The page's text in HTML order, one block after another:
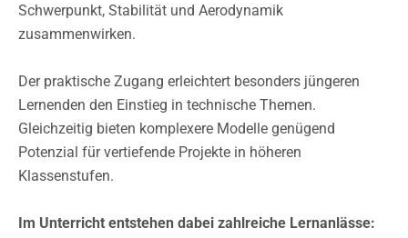
Schwerpunkt, Stabilität und Aerodynamik
zusammenwirken.
Der praktische Zugang erleichtert besonders jüngeren
Lernenden den Einstieg in technische Themen.
Gleichzeitig bieten komplexere Modelle genügend
Potenzial für vertiefende Projekte in höheren
Klassenstufen.
Im Unterricht entstehen dabei zahlreiche Lernanlässe: